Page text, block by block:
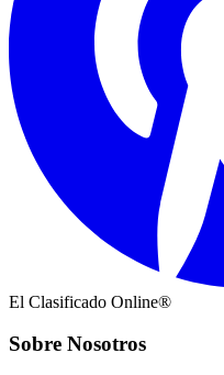
El Clasificado Online®
Sobre Nosotros